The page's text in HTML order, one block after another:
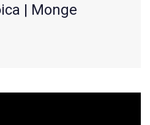
| Monge